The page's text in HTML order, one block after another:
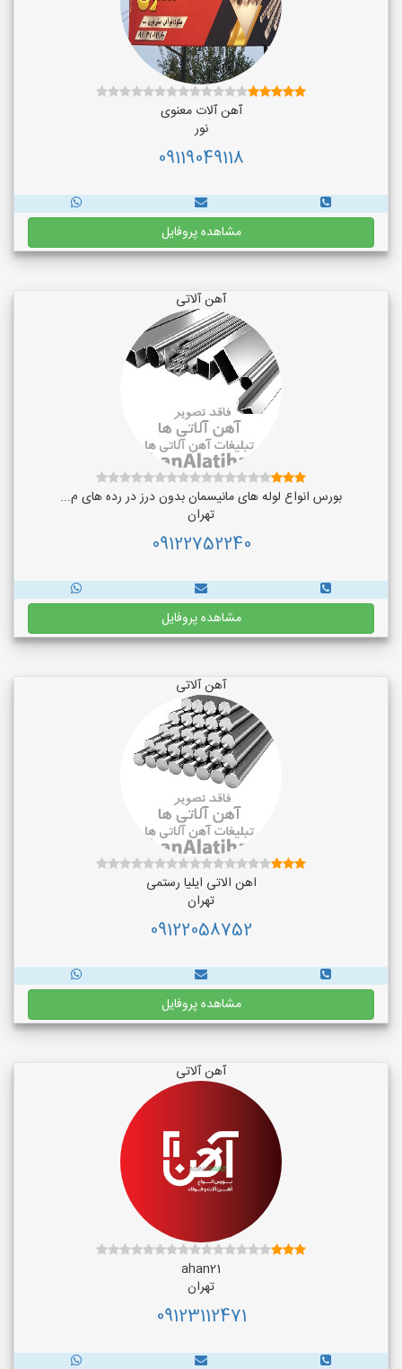
آهن آلات معنوی
نور
09119049118
مشاهده پروفایل
آهن آلاتی
بورس انواع لوله های مانیسمان بدون درز در رده های م...
تهران
09122752240
مشاهده پروفایل
آهن آلاتی
اهن الاتی ایلیا رستمی
تهران
09122058752
مشاهده پروفایل
آهن آلاتی
ahan21
تهران
09123112471